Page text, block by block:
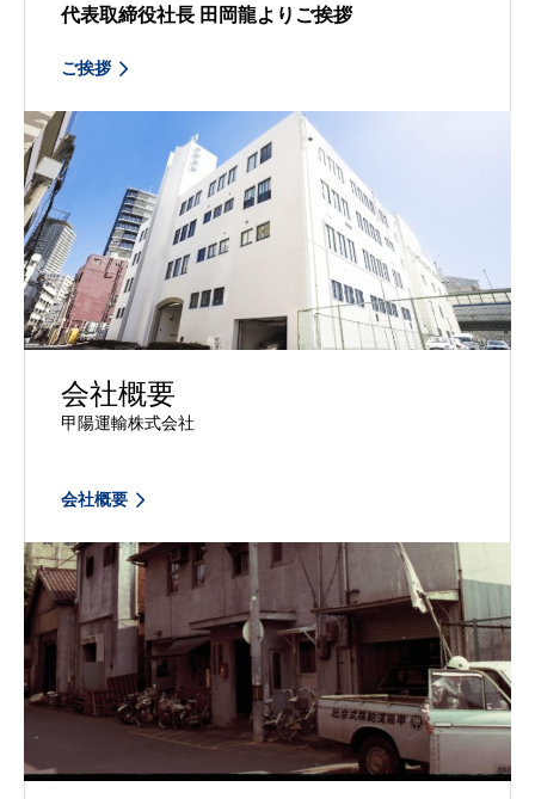
代表取締役社長 田岡龍よりご挨拶
ご挨拶
会社概要
甲陽運輸株式会社
会社概要